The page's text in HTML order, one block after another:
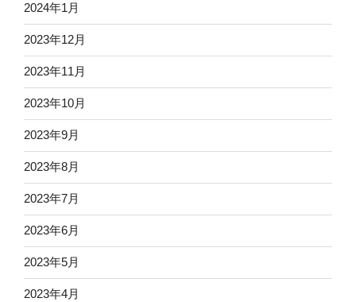
2024年1月
2023年12月
2023年11月
2023年10月
2023年9月
2023年8月
2023年7月
2023年6月
2023年5月
2023年4月